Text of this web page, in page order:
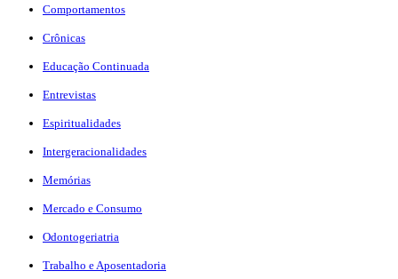
Comportamentos
Crônicas
Educação Continuada
Entrevistas
Espiritualidades
Intergeracionalidades
Memórias
Mercado e Consumo
Odontogeriatria
Trabalho e Aposentadoria